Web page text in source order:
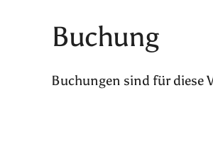
Buchung
Buchungen sind für diese